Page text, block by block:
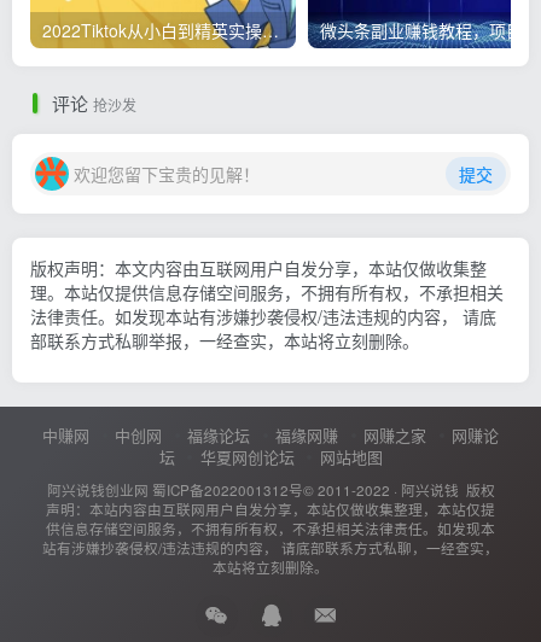
2022Tiktok从小白到精英实操，0-1保姆级实操全程无忧，多种变现赚钱方式
评论 抢沙发
欢迎您留下宝贵的见解！ 提交
版权声明：本文内容由互联网用户自发分享，本站仅做收集整
理。本站仅提供信息存储空间服务，不拥有所有权，不承担相关
法律责任。如发现本站有涉嫌抄袭侵权/违法违规的内容， 请底
部联系方式私聊举报，一经查实，本站将立刻删除。
中赚网 中创网 福缘论坛 福缘网赚 网赚之家
网赚论
坛
华夏网创论坛 网站地图
阿兴说钱创业网 蜀ICP备2022001312号© 2011-2022 · 阿兴说钱 版权
声明：本站内容由互联网用户自发分享，本站仅做收集整理，本站仅提
供信息存储空间服务，不拥有所有权，不承担相关法律责任。如发现本
站有涉嫌抄袭侵权/违法违规的内容， 请底部联系方式私聊，一经查实，
本站将立刻删除。